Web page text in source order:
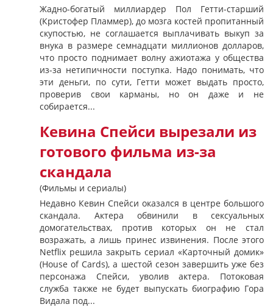
Жадно-богатый миллиардер Пол Гетти-старший
(Кристофер Пламмер), до мозга костей пропитанный
скупостью, не соглашается выплачивать выкуп за
внука в размере семнадцати миллионов долларов,
что просто поднимает волну ажиотажа у общества
из-за нетипичности поступка. Надо понимать, что
эти деньги, по сути, Гетти может выдать просто,
проверив свои карманы, но он даже и не
собирается...
Кевина Спейси вырезали из
готового фильма из-за
скандала
(Фильмы и сериалы)
Недавно Кевин Спейси оказался в центре большого
скандала. Актера обвинили в сексуальных
домогательствах, против которых он не стал
возражать, а лишь принес извинения. После этого
Netflix решила закрыть сериал «Карточный домик»
(House of Cards), а шестой сезон завершить уже без
персонажа Спейси, уволив актера. Потоковая
служба также не будет выпускать биографию Гора
Видала под...